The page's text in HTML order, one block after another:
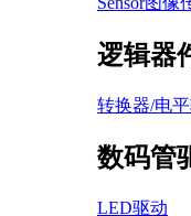
逻辑器
转换器/电
数码管
LED驱动